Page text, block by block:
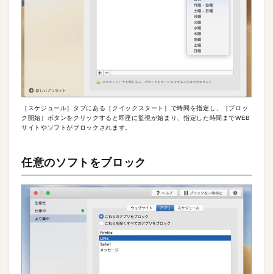
［スケジュール］タブにある［クイックスタート］で時間を指定し、［ブロッ
ク開始］ボタンをクリックすると即座に監視が始まり、指定した時間までWEB
サイトやソフトがブロックされます。
任意のソフトをブロック